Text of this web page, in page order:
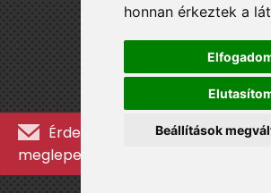
honnan érkeztek a
Beállítások
Érdekességekért,
meglepetésekért iratkozz fel a